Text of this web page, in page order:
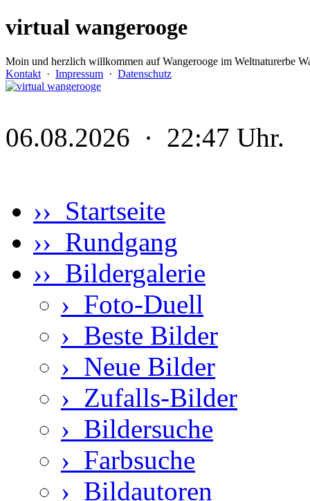
virtual wangerooge
Moin und herzlich willkommen auf Wangerooge im Weltnaturerbe
Kontakt · Impressum · Datenschutz
06.08.2026 · 22:47 Uhr.
›› Startseite
›› Rundgang
›› Bildergalerie
› Foto-Duell
› Beste Bilder
› Neue Bilder
› Zufalls-Bilder
› Bildersuche
› Farbsuche
› Bildautoren